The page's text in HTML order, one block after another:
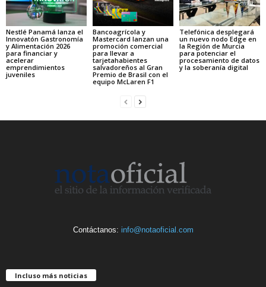
Nestlé Panamá lanza el
Innovatón Gastronomía
y Alimentación 2026
para financiar y
acelerar
emprendimientos
juveniles
Bancoagrícola y
Mastercard lanzan una
promoción comercial
para llevar a
tarjetahabientes
salvadoreños al Gran
Premio de Brasil con el
equipo McLaren F1
Telefónica desplegará
un nuevo nodo Edge en
la Región de Murcia
para potenciar el
procesamiento de datos
y la soberanía digital
Contáctanos: info@notaoficial.com
Incluso más noticias